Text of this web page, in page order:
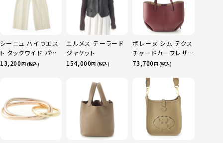
シーニュ ハイウエス
ト タックワイド パン
ツ ボトムス オフホワ
13,200円 (税込)
エルメス テーラード
ジャケット
154,000円 (税込)
ポレーヌ シム テクス
チャードカーフレザ
ー トートバッグ ダー
73,700円 (税込)